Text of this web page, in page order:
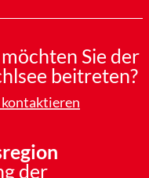
Sie der
beitreten?
der